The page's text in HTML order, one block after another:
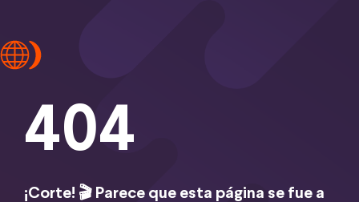
404
¡Corte! 🎬 Parece que esta página se fue a